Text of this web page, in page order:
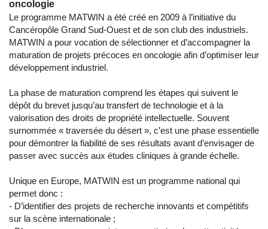
oncologie
Le programme MATWIN a été créé en 2009 à l’initiative du
Cancéropôle Grand Sud-Ouest et de son club des industriels.
MATWIN a pour vocation de sélectionner et d’accompagner la
maturation de projets précoces en oncologie afin d’optimiser leur
développement industriel.
La phase de maturation comprend les étapes qui suivent le
dépôt du brevet jusqu’au transfert de technologie et à la
valorisation des droits de propriété intellectuelle. Souvent
surnommée « traversée du désert », c’est une phase essentielle
pour démontrer la fiabilité de ses résultats avant d’envisager de
passer avec succès aux études cliniques à grande échelle.
Unique en Europe, MATWIN est un programme national qui
permet donc :
- D’identifier des projets de recherche innovants et compétitifs
sur la scène internationale ;